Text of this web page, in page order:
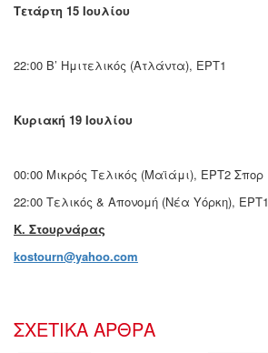
Τετάρτη 15 Ιουλίου
22:00 Β’ Ημιτελικός (Ατλάντα), ΕΡΤ1
Κυριακή 19 Ιουλίου
00:00 Μικρός Τελικός (Μαϊάμι), ΕΡΤ2 Σπορ
22:00 Τελικός & Απονομή (Νέα Υόρκη), ΕΡΤ1
K. Στoυρνάρας
kostourn@yahoo.com
ΣΧΕΤΙΚΑ ΑΡΘΡΑ